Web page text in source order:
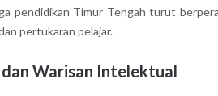
pendidikan Timur Tengah turut
pertukaran pelajar.
Warisan Intelektual